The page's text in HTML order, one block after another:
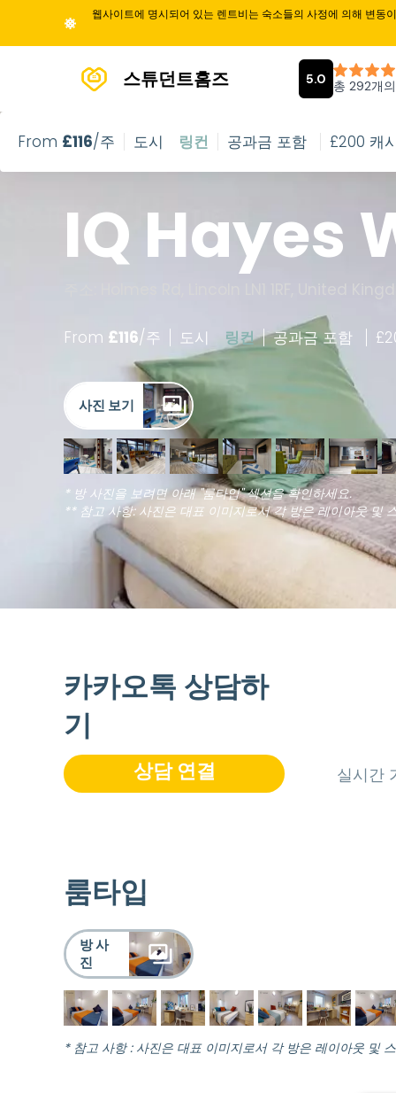
웹사이트에 명시되어 있는 렌트비는 숙소들의 사정에 의해 변동
스튜던트홈즈
From £116/주 도시 링컨 공과금 포함 £200 캐
IQ Hayes
From £116/주 도시 링컨 공과금 포함
사진 보기
* 방 사진을 보려면 아래 "룸타입" 섹션을 확인하세요.
** 참고 사항: 사진은 대표 이미지로서 각 방은 레이아웃 및
카카오톡 상담하
기
상담 연결 실시간
룸타입
방 사
진
* 참고 사항 : 사진은 대표 이미지로서 각 방은 레이아웃 및